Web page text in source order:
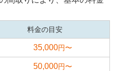
料金の目安
35,000円〜
50,000円〜